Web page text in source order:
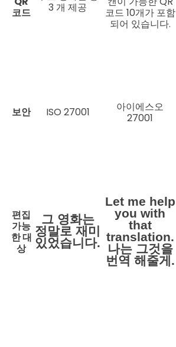
코드
3 개 제공
코드 10개가 포함
되어 있습니다.
보안 ISO 27001
아이에스오
27001
편집
가능
한 대
상
그 영화는
정말로 재미
있었습니다.
Let me help
you with
that
translation.
나는 그것을
번역 해줄게.